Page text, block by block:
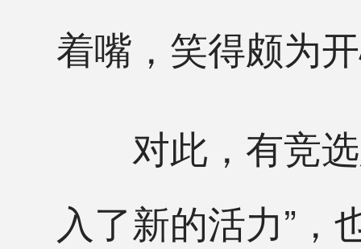
着嘴，笑得颇为
对此，有竞选
入了新的活力”